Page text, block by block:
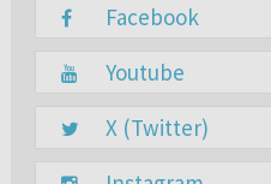
Facebook
Youtube
X (Twitter)